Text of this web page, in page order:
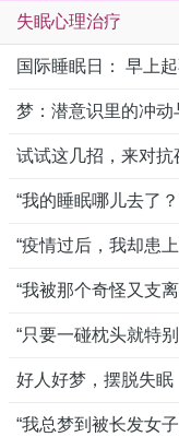
失眠心理治疗
国际睡眠日： 早上
梦：潜意识里的冲动
试试这几招，来对抗
“我的睡眠哪儿去了
“疫情过后，我却患
“我被那个奇怪又支
“只要一碰枕头就特
好人好梦，摆脱失眠
“我总梦到被长发女